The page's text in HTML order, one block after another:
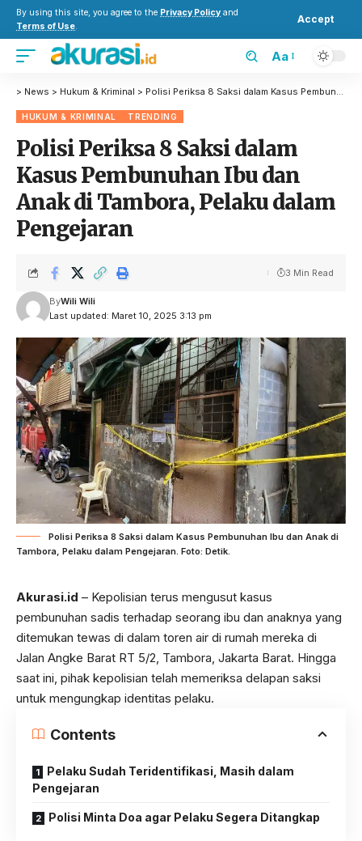
By using this site, you agree to the Privacy Policy and
Terms of Use.
Accept
Aa
> News > Hukum & Kriminal > Polisi Periksa 8 Saksi dalam Kasus Pembunuhan Ibu dan Anak di Tambora, Pelaku dalam Pengejaran
HUKUM & KRIMINAL TRENDING
Polisi Periksa 8 Saksi dalam
Kasus Pembunuhan Ibu dan
Anak di Tambora, Pelaku dalam
Pengejaran
Last updated: Maret 10, 2025 3:13 pm
ByWili Wili
3 Min Read
Polisi Periksa 8 Saksi dalam Kasus Pembunuhan Ibu dan Anak di
Tambora, Pelaku dalam Pengejaran. Foto: Detik.
Akurasi.id – Kepolisian terus mengusut kasus
pembunuhan sadis terhadap seorang ibu dan anaknya yang
ditemukan tewas di dalam toren air di rumah mereka di
Jalan Angke Barat RT 5/2, Tambora, Jakarta Barat. Hingga
saat ini, pihak kepolisian telah memeriksa delapan saksi
untuk mengungkap identitas pelaku.
Contents
Pelaku Sudah Teridentifikasi, Masih dalam
Pengejaran
Polisi Minta Doa agar Pelaku Segera Ditangkap